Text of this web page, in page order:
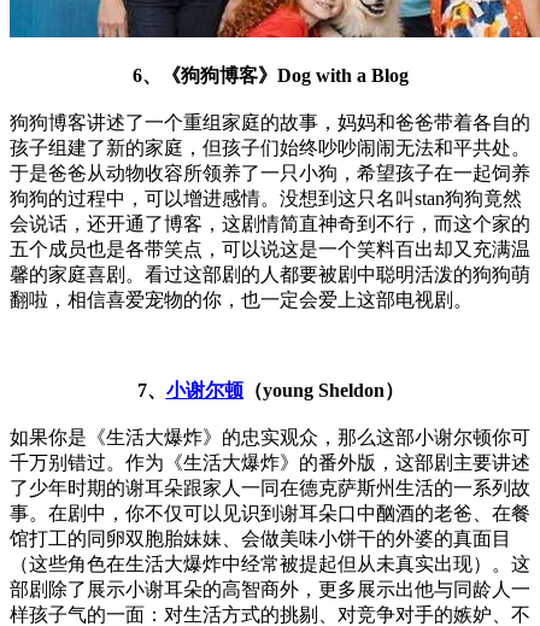
6、《狗狗博客》Dog with a Blog
狗狗博客讲述了一个重组家庭的故事，妈妈和爸爸带着各自的
孩子组建了新的家庭，但孩子们始终吵吵闹闹无法和平共处。
于是爸爸从动物收容所领养了一只小狗，希望孩子在一起饲养
狗狗的过程中，可以增进感情。没想到这只名叫stan狗狗竟然
会说话，还开通了博客，这剧情简直神奇到不行，而这个家的
五个成员也是各带笑点，可以说这是一个笑料百出却又充满温
馨的家庭喜剧。看过这部剧的人都要被剧中聪明活泼的狗狗萌
翻啦，相信喜爱宠物的你，也一定会爱上这部电视剧。
7、 小谢尔顿（young Sheldon）
如果你是《生活大爆炸》的忠实观众，那么这部小谢尔顿你可
千万别错过。作为《生活大爆炸》的番外版，这部剧主要讲述
了少年时期的谢耳朵跟家人一同在德克萨斯州生活的一系列故
事。在剧中，你不仅可以见识到谢耳朵口中酗酒的老爸、在餐
馆打工的同卵双胞胎妹妹、会做美味小饼干的外婆的真面目
（这些角色在生活大爆炸中经常被提起但从未真实出现）。这
部剧除了展示小谢耳朵的高智商外，更多展示出他与同龄人一
样孩子气的一面：对生活方式的挑剔、对竞争对手的嫉妒、不